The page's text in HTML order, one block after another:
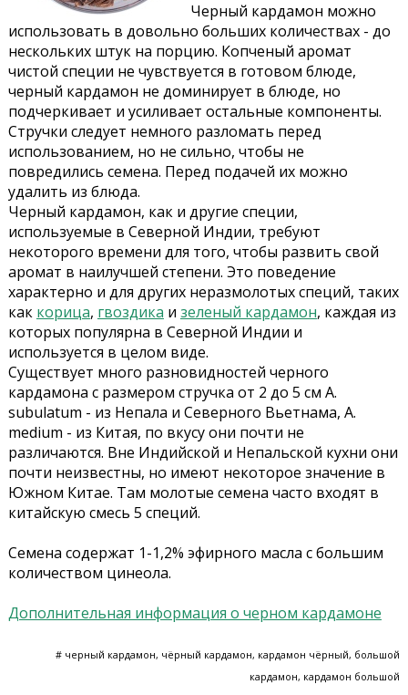
Черный кардамон можно
использовать в довольно больших количествах - до
нескольких штук на порцию. Копченый аромат
чистой специи не чувствуется в готовом блюде,
черный кардамон не доминирует в блюде, но
подчеркивает и усиливает остальные компоненты.
Стручки следует немного разломать перед
использованием, но не сильно, чтобы не
повредились семена. Перед подачей их можно
удалить из блюда.
Черный кардамон, как и другие специи,
используемые в Северной Индии, требуют
некоторого времени для того, чтобы развить свой
аромат в наилучшей степени. Это поведение
характерно и для других неразмолотых специй, таких
как корица, гвоздика и зеленый кардамон, каждая из
которых популярна в Северной Индии и
используется в целом виде.
Существует много разновидностей черного
кардамона с размером стручка от 2 до 5 см A.
subulatum - из Непала и Северного Вьетнама, A.
medium - из Китая, по вкусу они почти не
различаются. Вне Индийской и Непальской кухни они
почти неизвестны, но имеют некоторое значение в
Южном Китае. Там молотые семена часто входят в
китайскую смесь 5 специй.
Семена содержат 1-1,2% эфирного масла с большим
количеством цинеола.
Дополнительная информация о черном кардамоне
# черный кардамон, чёрный кардамон, кардамон чёрный, большой
кардамон, кардамон большой